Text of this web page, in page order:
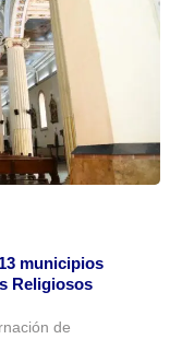
municipios
Religiosos
de